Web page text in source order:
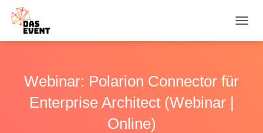
A
Webinar: Polarion Connector für
Enterprise Architect (Webinar |
Online)